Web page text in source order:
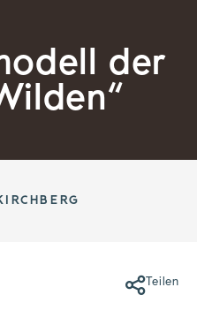
der
Teilen